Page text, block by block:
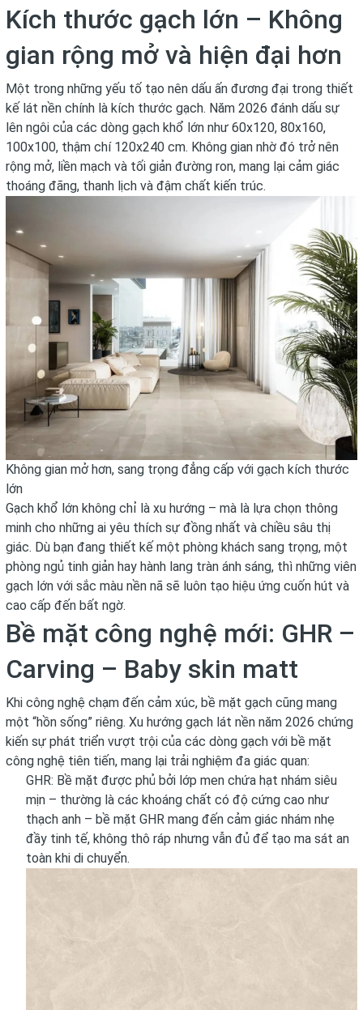
Kích thước gạch lớn – Không
gian rộng mở và hiện đại hơn
Một trong những yếu tố tạo nên dấu ấn đương đại trong thiết
kế lát nền chính là kích thước gạch. Năm 2026 đánh dấu sự
lên ngôi của các dòng gạch khổ lớn như 60x120, 80x160,
100x100, thậm chí 120x240 cm. Không gian nhờ đó trở nên
rộng mở, liền mạch và tối giản đường ron, mang lại cảm giác
thoáng đãng, thanh lịch và đậm chất kiến trúc.
Không gian mở hơn, sang trọng đẳng cấp với gạch kích thước
lớn
Gạch khổ lớn không chỉ là xu hướng – mà là lựa chọn thông
minh cho những ai yêu thích sự đồng nhất và chiều sâu thị
giác. Dù bạn đang thiết kế một phòng khách sang trọng, một
phòng ngủ tinh giản hay hành lang tràn ánh sáng, thì những viên
gạch lớn với sắc màu nền nã sẽ luôn tạo hiệu ứng cuốn hút và
cao cấp đến bất ngờ.
Bề mặt công nghệ mới: GHR –
Carving – Baby skin matt
Khi công nghệ chạm đến cảm xúc, bề mặt gạch cũng mang
một “hồn sống” riêng. Xu hướng gạch lát nền năm 2026 chứng
kiến sự phát triển vượt trội của các dòng gạch với bề mặt
công nghệ tiên tiến, mang lại trải nghiệm đa giác quan:
GHR: Bề mặt được phủ bởi lớp men chứa hạt nhám siêu
mịn – thường là các khoáng chất có độ cứng cao như
thạch anh – bề mặt GHR mang đến cảm giác nhám nhẹ
đầy tinh tế, không thô ráp nhưng vẫn đủ để tạo ma sát an
toàn khi di chuyển.